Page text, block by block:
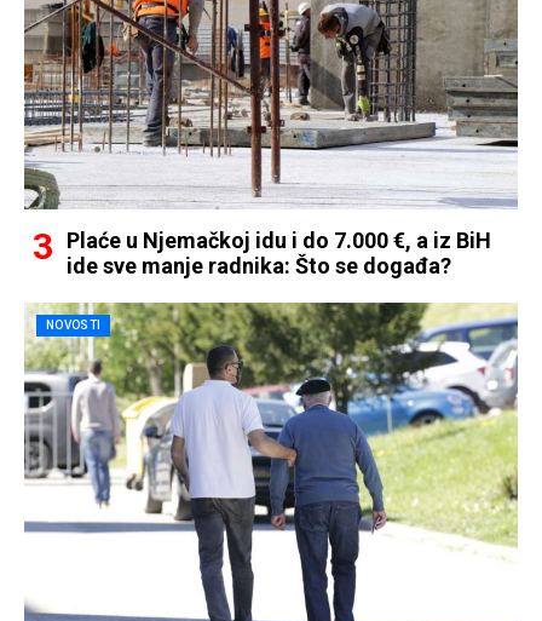
Plaće u Njemačkoj idu i do 7.000 €, a iz BiH
ide sve manje radnika: Što se događa?
NOVOSTI